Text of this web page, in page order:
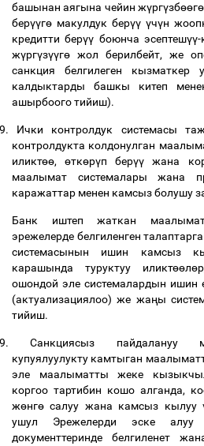
башынан аягына чейин жүргүзбөөгө
берүүгө макулдук берүү үчүн
кредитти берүү боюнча эсептешүү-
жүргүзүүгө жол берилбейт, же
санкция белгилеген кызматкер
калдыктарды башкы китеп
ашырбоого тийиш).
Ички контролдук системасы
контролдукта колдонулган
иликтөө,өткөрүп берүү жана
маалымат системалары жана
каражаттар менен камсыз болушу
Банк иштеп жаткан
эрежелерде белгиленген
системасынын ишин камсыз
карашында туруктуу иликтөөлө
ошондой эле системалардын ишин
(актуализациялоо) же жаңы
тийиш.
Санкциясыз пайдалануу
купуялуулукту камтыган
эле маалыматты жеке
коргоо тартибин кошо алганда,
жөнгө салуу жана камсыз кылуу
ушул Эрежелерди эске
документтеринде белгиленет